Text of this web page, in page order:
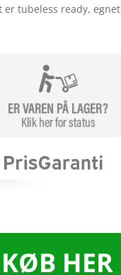
tubeless ready,
KØB HER